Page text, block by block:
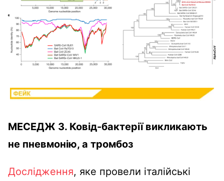
МЕСЕДЖ 3. Ковід-бактерії викликають
не пневмонію, а тромбоз
Дослідження, яке провели італійські